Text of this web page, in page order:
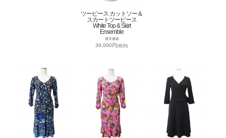
ツーピース カットソー＆
スカートツーピース
White Top & Skirt
Ensemble
通常価格
39,000円(税別)